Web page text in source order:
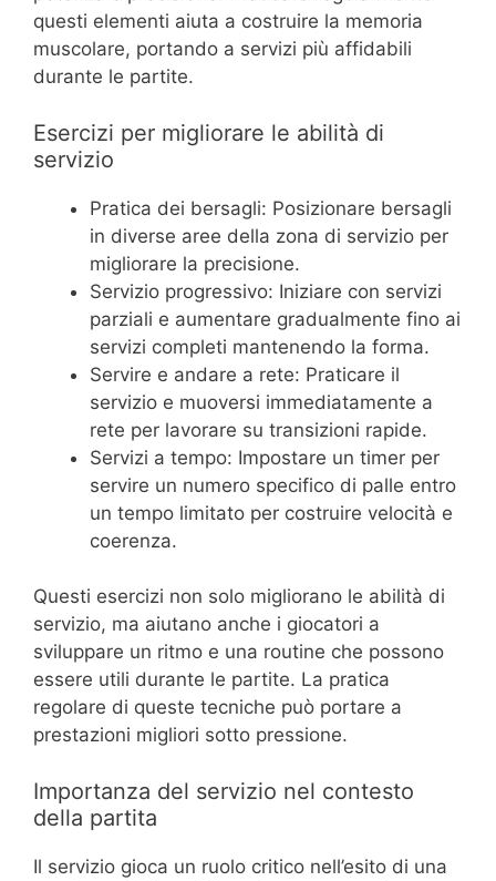
questi elementi aiuta a costruire la memoria
muscolare, portando a servizi più affidabili
durante le partite.
Esercizi per migliorare le abilità di
servizio
Pratica dei bersagli: Posizionare bersagli
in diverse aree della zona di servizio per
migliorare la precisione.
Servizio progressivo: Iniziare con servizi
parziali e aumentare gradualmente fino ai
servizi completi mantenendo la forma.
Servire e andare a rete: Praticare il
servizio e muoversi immediatamente a
rete per lavorare su transizioni rapide.
Servizi a tempo: Impostare un timer per
servire un numero specifico di palle entro
un tempo limitato per costruire velocità e
coerenza.
Questi esercizi non solo migliorano le abilità di
servizio, ma aiutano anche i giocatori a
sviluppare un ritmo e una routine che possono
essere utili durante le partite. La pratica
regolare di queste tecniche può portare a
prestazioni migliori sotto pressione.
Importanza del servizio nel contesto
della partita
Il servizio gioca un ruolo critico nell’esito di una